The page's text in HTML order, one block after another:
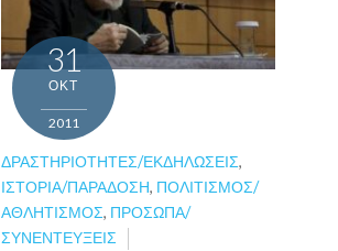
31
ΟΚΤ
2011
ΔΡΑΣΤΗΡΙΌΤΗΤΕΣ/ΕΚΔΗΛΏΣΕΙΣ,
ΙΣΤΟΡΊΑ/ΠΑΡΆΔΟΣΗ, ΠΟΛΙΤΙΣΜΌΣ/
ΑΘΛΗΤΙΣΜΌΣ, ΠΡΌΣΩΠΑ/
ΣΥΝΕΝΤΕΎΞΕΙΣ